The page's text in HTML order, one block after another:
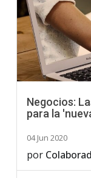
Negocios:
para la
04 Jun 2020
por